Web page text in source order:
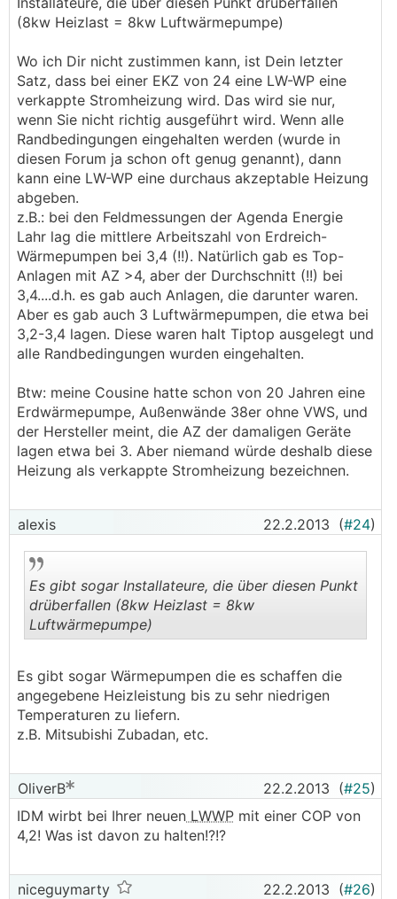
(8kw Heizlast = 8kw Luftwärmepumpe)
Wo ich Dir nicht zustimmen kann, ist Dein letzter
Satz, dass bei einer EKZ von 24 eine LW-WP eine
verkappte Stromheizung wird. Das wird sie nur,
wenn Sie nicht richtig ausgeführt wird. Wenn alle
Randbedingungen eingehalten werden (wurde in
diesen Forum ja schon oft genug genannt), dann
kann eine LW-WP eine durchaus akzeptable Heizung
abgeben.
z.B.: bei den Feldmessungen der Agenda Energie
Lahr lag die mittlere Arbeitszahl von Erdreich-
Wärmepumpen bei 3,4 (!!). Natürlich gab es Top-
Anlagen mit AZ >4, aber der Durchschnitt (!!) bei
3,4....d.h. es gab auch Anlagen, die darunter waren.
Aber es gab auch 3 Luftwärmepumpen, die etwa bei
3,2-3,4 lagen. Diese waren halt Tiptop ausgelegt und
alle Randbedingungen wurden eingehalten.
Btw: meine Cousine hatte schon von 20 Jahren eine
Erdwärmepumpe, Außenwände 38er ohne VWS, und
der Hersteller meint, die AZ der damaligen Geräte
lagen etwa bei 3. Aber niemand würde deshalb diese
Heizung als verkappte Stromheizung bezeichnen.
alexis 22.2.2013 (#24)
Es gibt sogar Installateure, die über diesen Punkt
drüberfallen (8kw Heizlast = 8kw
Luftwärmepumpe)
Es gibt sogar Wärmepumpen die es schaffen die
angegebene Heizleistung bis zu sehr niedrigen
Temperaturen zu liefern.
z.B. Mitsubishi Zubadan, etc.
OliverB 22.2.2013 (#25)
IDM wirbt bei Ihrer neuen LWWP mit einer COP von
4,2! Was ist davon zu halten!?!?
niceguymarty 22.2.2013 (#26)